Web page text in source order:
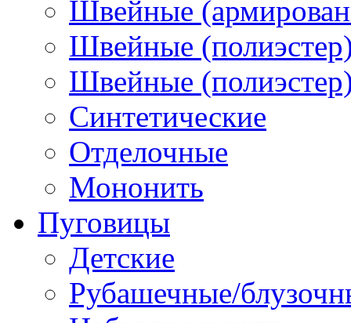
Швейные
Швейные
Швейные
Синтетические
Отделочные
Мононить
Пуговицы
Детские
Рубашечные/